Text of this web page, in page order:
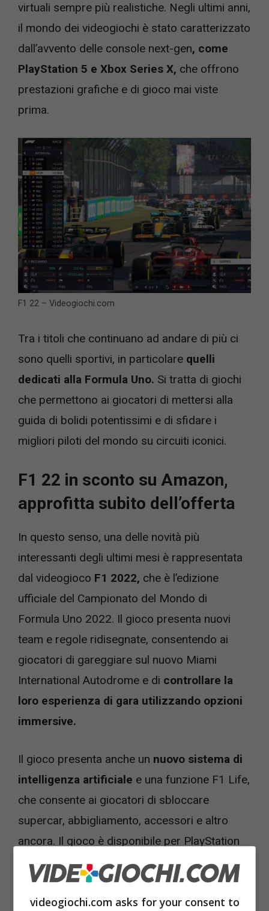
virtuali sempre più realistiche. Negli ultimi anni,
il mondo dei videogiochi è stato caratterizzato
dall’avvento delle console next-gen, come
PlayStation 5 e Xbox Series X, che offrono
prestazioni grafiche e di gioco mai viste
prima.
F1 22 – Videogiochi.com
Tra i titoli che continuano ad andare di più ci
sono quelli sportivi, in particolare quelli
dedicati alla Formula Uno. Si tratta di giochi
che permettono ai giocatori di mettersi alla
guida di bolidi potentissimi e di sfidare i
migliori piloti del mondo su circuiti iconici.
F1 22 in sconto su Amazon,
approfitta subito dell’offerta
In questo senso, una delle novità più
interessanti degli ultimi mesi è rappresentata
dal videogioco F1 2022, che è l’edizione
ufficiale del Campionato del Mondo di
Formula Uno 2022. Il gioco presenta nuovi
team e regole ridisegnate, consentendo ai
giocatori di gareggiare sul nuovo Miami
International Autodrome e di controllare la
loro esperienza di gara utilizzando opzioni
immersive.
Il gioco presenta anche un nuovo sistema di
intelligenza artificiale e una funzione F1 Life,
che consente ai giocatori di sbloccare
supercar, abbigliamento, accessori e altro
ancora. Il gioco è disponibile per PlayStation
5, Xbox Series X | S e su PC.
videogiochi.com asks for your consent to